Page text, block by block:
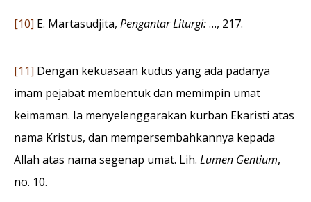
[10] E. Martasudjita, Pengantar Liturgi:…, 217.
[11] Dengan kekuasaan kudus yang ada padanya
imam pejabat membentuk dan memimpin umat
keimaman. Ia menyelenggarakan kurban Ekaristi atas
nama Kristus, dan mempersembahkannya kepada
Allah atas nama segenap umat. Lih. Lumen Gentium,
no. 10.